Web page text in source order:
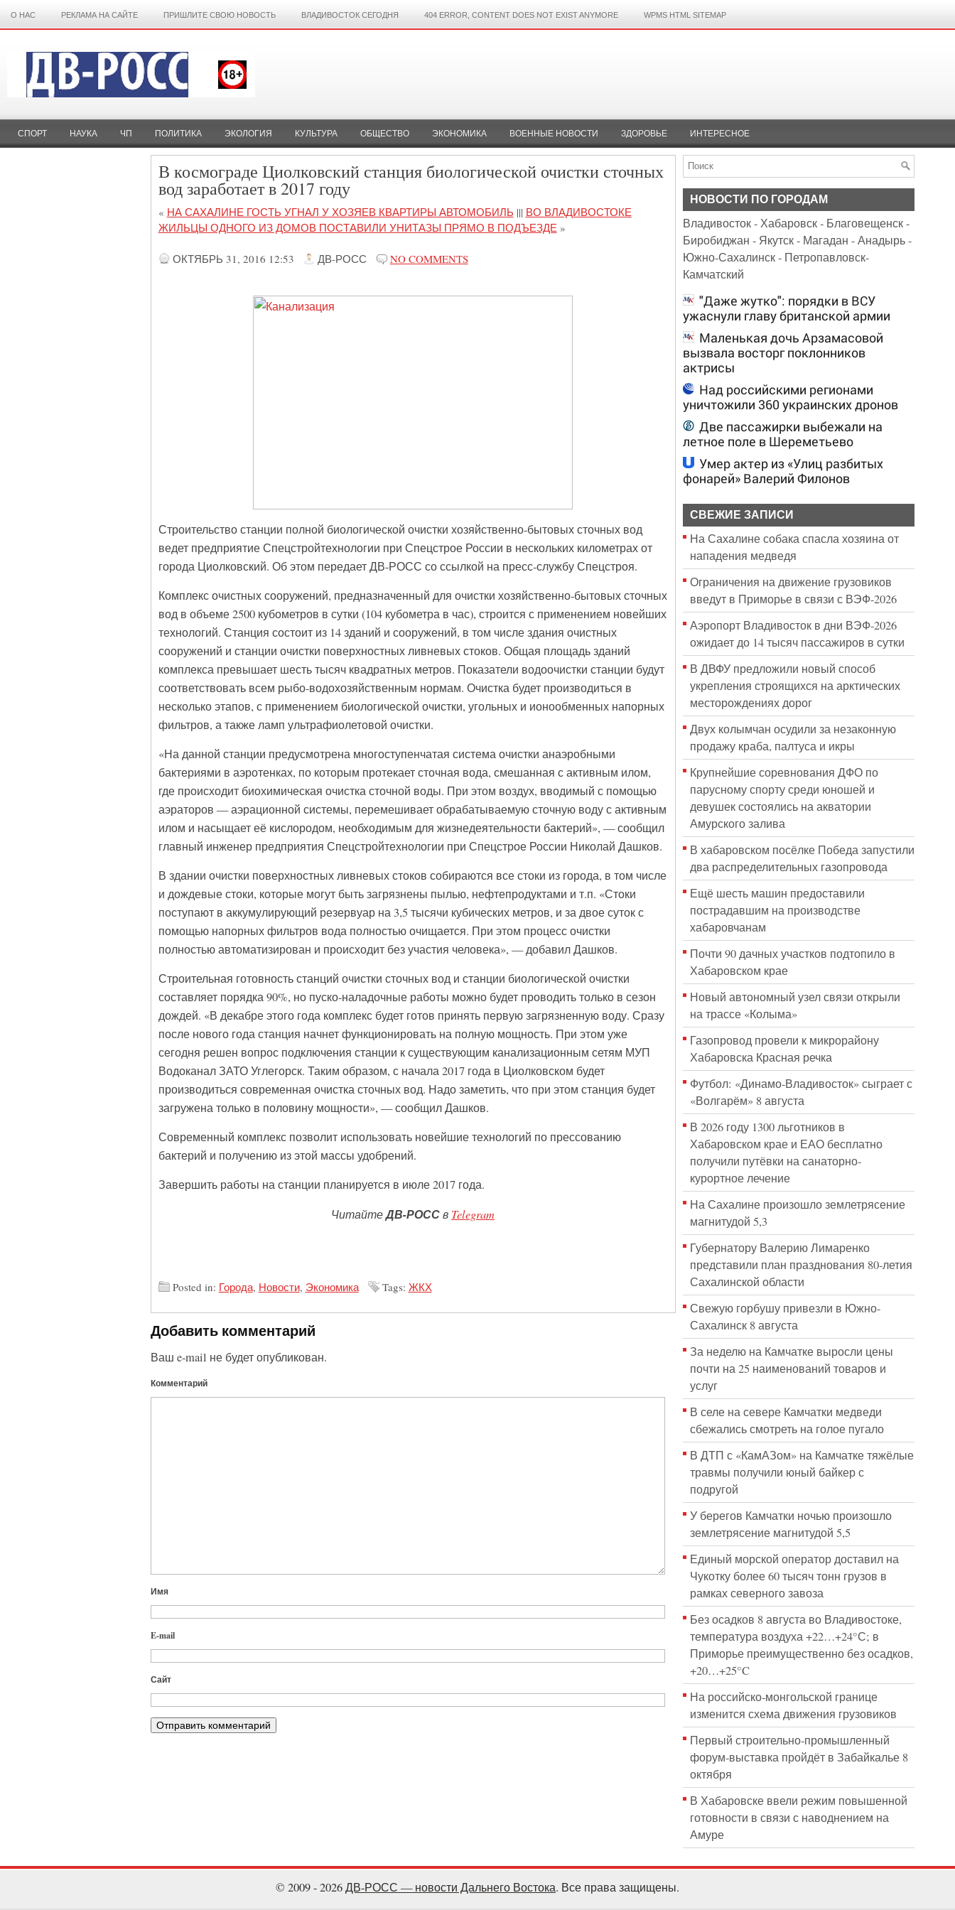
О НАС РЕКЛАМА НА САЙТЕ ПРИШЛИТЕ СВОЮ НОВОСТЬ ВЛАДИВОСТОК СЕГОДНЯ 404 ERROR, CONTENT DOES NOT EXIST ANYMORE WPMS HTML SITEMAP
СПОРТ НАУКА ЧП ПОЛИТИКА ЭКОЛОГИЯ КУЛЬТУРА ОБЩЕСТВО ЭКОНОМИКА ВОЕННЫЕ НОВОСТИ ЗДОРОВЬЕ ИНТЕРЕСНОЕ
В космограде Циолковский станция биологической очистки сточных
вод заработает в 2017 году
« НА САХАЛИНЕ ГОСТЬ УГНАЛ У ХОЗЯЕВ КВАРТИРЫ АВТОМОБИЛЬ ||| ВО ВЛАДИВОСТОКЕ
ЖИЛЬЦЫ ОДНОГО ИЗ ДОМОВ ПОСТАВИЛИ УНИТАЗЫ ПРЯМО В ПОДЪЕЗДЕ»
ОКТЯБРЬ 31, 2016 12:53 ДВ-РОСС NO COMMENTS
Строительство станции полной биологической очистки хозяйственно-бытовых сточных вод
ведет предприятие Спецстройтехнологии при Спецстрое России в нескольких километрах от
города Циолковский. Об этом передает ДВ-РОСС со ссылкой на пресс-службу Спецстроя.
Комплекс очистных сооружений, предназначенный для очистки хозяйственно-бытовых сточных
вод в объеме 2500 кубометров в сутки (104 кубометра в час), строится с применением новейших
технологий. Станция состоит из 14 зданий и сооружений, в том числе здания очистных
сооружений и станции очистки поверхностных ливневых стоков. Общая площадь зданий
комплекса превышает шесть тысяч квадратных метров. Показатели водоочистки станции будут
соответствовать всем рыбо-водохозяйственным нормам. Очистка будет производиться в
несколько этапов, с применением биологической очистки, угольных и ионообменных напорных
фильтров, а также ламп ультрафиолетовой очистки.
«На данной станции предусмотрена многоступенчатая система очистки анаэробными
бактериями в аэротенках, по которым протекает сточная вода, смешанная с активным илом,
где происходит биохимическая очистка сточной воды. При этом воздух, вводимый с помощью
аэраторов — аэрационной системы, перемешивает обрабатываемую сточную воду с активным
илом и насыщает её кислородом, необходимым для жизнедеятельности бактерий», — сообщил
главный инженер предприятия Спецстройтехнологии при Спецстрое России Николай Дашков.
В здании очистки поверхностных ливневых стоков собираются все стоки из города, в том числе
и дождевые стоки, которые могут быть загрязнены пылью, нефтепродуктами и т.п. «Стоки
поступают в аккумулирующий резервуар на 3,5 тысячи кубических метров, и за двое суток с
помощью напорных фильтров вода полностью очищается. При этом процесс очистки
полностью автоматизирован и происходит без участия человека», — добавил Дашков.
Строительная готовность станций очистки сточных вод и станции биологической очистки
составляет порядка 90%, но пуско-наладочные работы можно будет проводить только в сезон
дождей. «В декабре этого года комплекс будет готов принять первую загрязненную воду. Сразу
после нового года станция начнет функционировать на полную мощность. При этом уже
сегодня решен вопрос подключения станции к существующим канализационным сетям МУП
Водоканал ЗАТО Углегорск. Таким образом, с начала 2017 года в Циолковском будет
производиться современная очистка сточных вод. Надо заметить, что при этом станция будет
загружена только в половину мощности», — сообщил Дашков.
Современный комплекс позволит использовать новейшие технологий по прессованию
бактерий и получению из этой массы удобрений.
Завершить работы на станции планируется в июле 2017 года.
ЧитайтеДВ-РОССв Telegram
Posted in: Города, Новости, Экономика Tags: ЖКХ
Добавить комментарий
Ваш e-mail не будет опубликован.
Комментарий
Имя
E-mail
Сайт
НОВОСТИ ПО ГОРОДАМ
Владивосток-Хабаровск- Благовещенск-
Биробиджан - Якутск- Магадан -Анадырь-
Южно-Сахалинск- Петропавловск-
Камчатский
"Даже жутко": порядки в ВСУ
ужаснули главу британской армии
Маленькая дочь Арзамасовой
вызвала восторг поклонников
актрисы
Над российскими регионами
уничтожили 360 украинских дронов
Две пассажирки выбежали на
летное поле в Шереметьево
Умер актер из «Улиц разбитых
фонарей» Валерий Филонов
СВЕЖИЕ ЗАПИСИ
На Сахалине собака спасла хозяина от
нападения медведя
Ограничения на движение грузовиков
введут в Приморье в связи с ВЭФ-2026
Аэропорт Владивосток в дни ВЭФ-2026
ожидает до 14 тысяч пассажиров в сутки
В ДВФУ предложили новый способ
укрепления строящихся на арктических
месторождениях дорог
Двух колымчан осудили за незаконную
продажу краба, палтуса и икры
Крупнейшие соревнования ДФО по
парусному спорту среди юношей и
девушек состоялись на акватории
Амурского залива
В хабаровском посёлке Победа запустили
два распределительных газопровода
Ещё шесть машин предоставили
пострадавшим на производстве
хабаровчанам
Почти 90 дачных участков подтопило в
Хабаровском крае
Новый автономный узел связи открыли
на трассе «Колыма»
Газопровод провели к микрорайону
Хабаровска Красная речка
Футбол: «Динамо-Владивосток» сыграет с
«Волгарём» 8 августа
В 2026 году 1300 льготников в
Хабаровском крае и ЕАО бесплатно
получили путёвки на санаторно-
курортное лечение
На Сахалине произошло землетрясение
магнитудой 5,3
Губернатору Валерию Лимаренко
представили план празднования 80-летия
Сахалинской области
Свежую горбушу привезли в Южно-
Сахалинск 8 августа
За неделю на Камчатке выросли цены
почти на 25 наименований товаров и
услуг
В селе на севере Камчатки медведи
сбежались смотреть на голое пугало
В ДТП с «КамАЗом» на Камчатке тяжёлые
травмы получили юный байкер с
подругой
У берегов Камчатки ночью произошло
землетрясение магнитудой 5,5
Единый морской оператор доставил на
Чукотку более 60 тысяч тонн грузов в
рамках северного завоза
Без осадков 8 августа во Владивостоке,
температура воздуха +22…+24°С; в
Приморье преимущественно без осадков,
+20…+25°C
На российско‑монгольской границе
изменится схема движения грузовиков
Первый строительно‑промышленный
форум‑выставка пройдёт в Забайкалье 8
октября
В Хабаровске ввели режим повышенной
готовности в связи с наводнением на
Амуре
© 2009 - 2026ДВ-РОСС — новости Дальнего Востока. Все права защищены.